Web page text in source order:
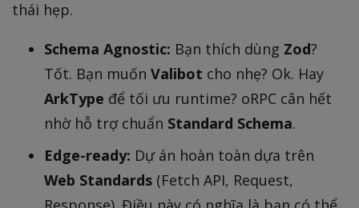
thái hẹp.
Schema Agnostic: Bạn thích dùng Zod?
Tốt. Bạn muốn Valibot cho nhẹ? Ok. Hay
ArkType để tối ưu runtime? oRPC cân hết
nhờ hỗ trợ chuẩn Standard Schema.
Edge-ready: Dự án hoàn toàn dựa trên
Web Standards (Fetch API, Request,